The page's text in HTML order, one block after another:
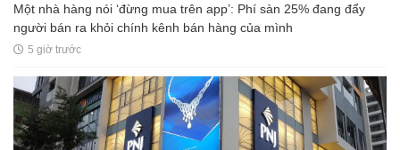
Một nhà hàng nói ‘đừng mua trên app’: Phí sàn 25% đang đẩy
người bán ra khỏi chính kênh bán hàng của mình
5 giờ trước